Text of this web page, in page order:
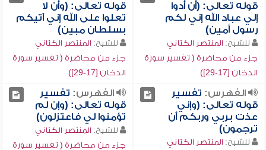
قوله تعالى: (أن أدوا
إلي عباد الله إني لكم
رسول أمين)
للشيخ: المنتصر الكتاني
جزء من محاضرة ( تفسير سورة
الدخان [17-29])
قوله تعالى: (وأن لا
تعلوا على الله إني آتيكم
بسلطان مبين)
للشيخ: المنتصر الكتاني
جزء من محاضرة ( تفسير سورة
الدخان [17-29])
الفهرس: تفسير
قوله تعالى: (وإني
عذت بربي وربكم أن
ترجمون)
للشيخ: المنتصر الكتاني
الفهرس: تفسير
قوله تعالى: (وإن لم
تؤمنوا لي فاعتزلون)
للشيخ: المنتصر الكتاني
جزء من محاضرة ( تفسير سورة